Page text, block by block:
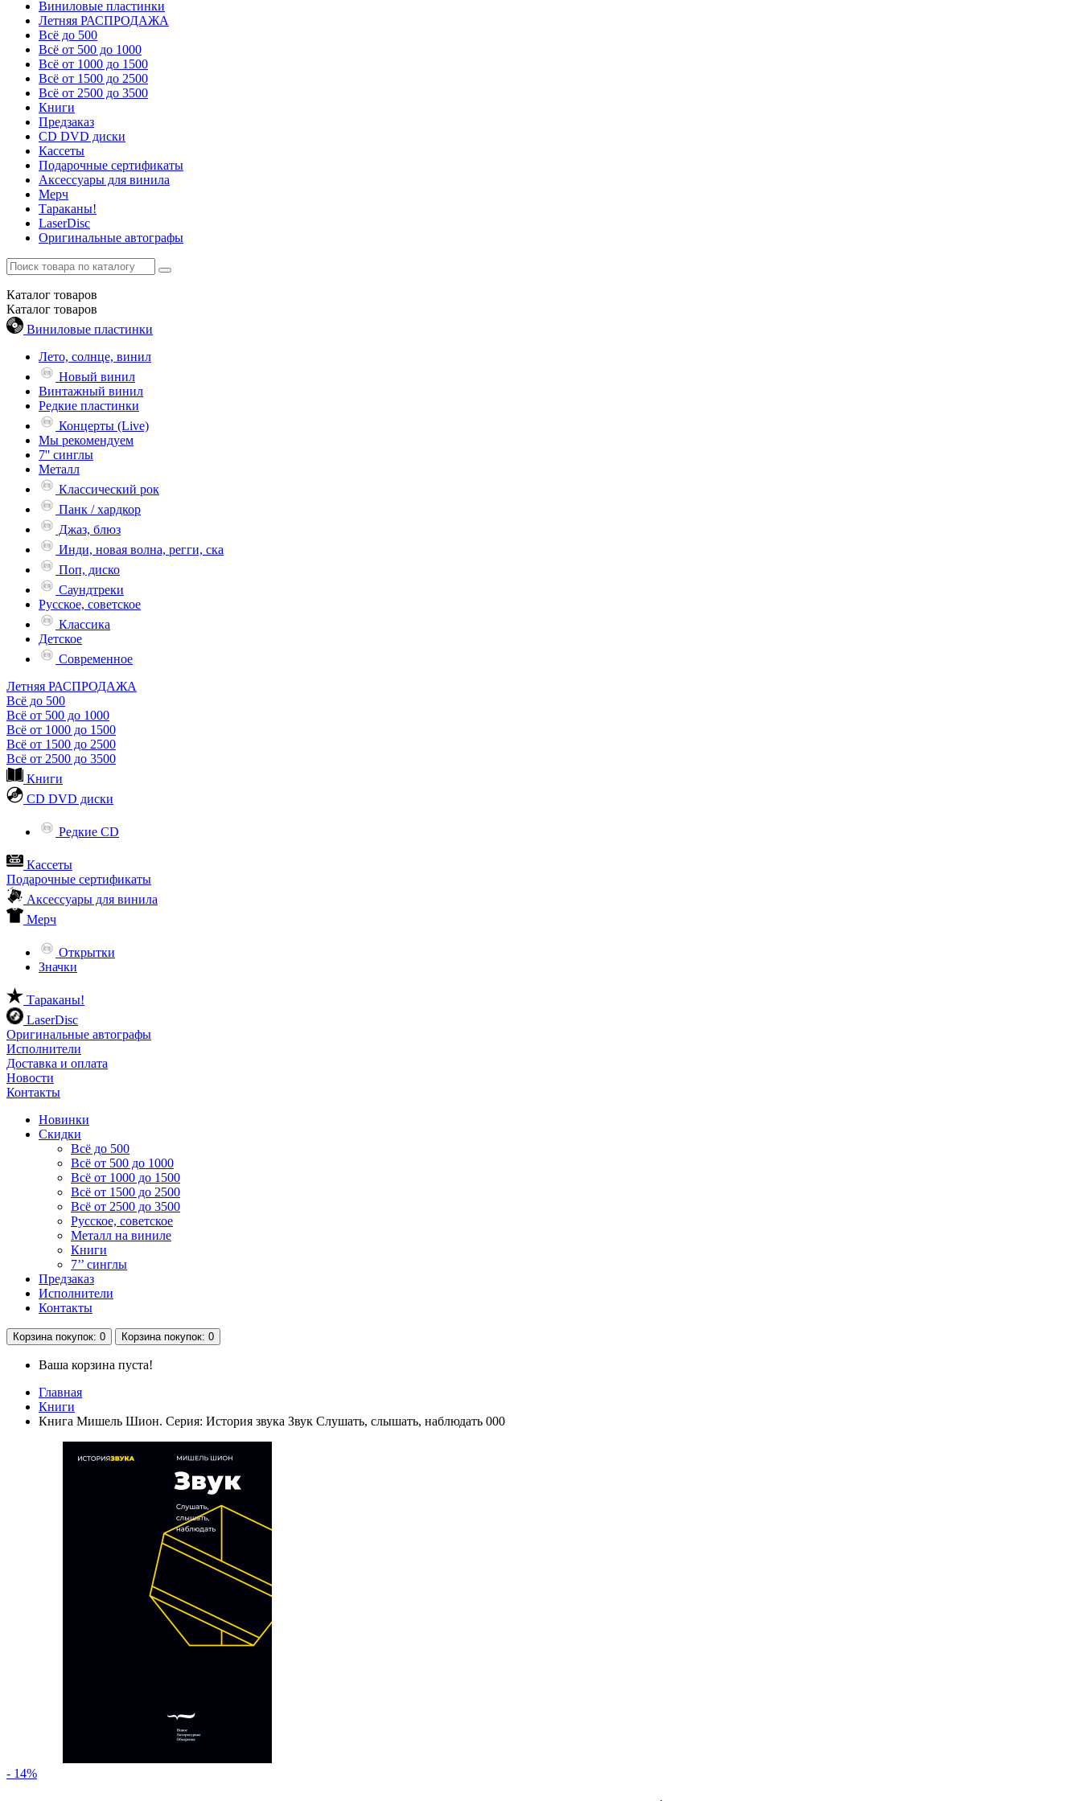
Виниловые пластинки
Летняя РАСПРОДАЖА
Всё до 500
Всё от 500 до 1000
Всё от 1000 до 1500
Всё от 1500 до 2500
Всё от 2500 до 3500
Книги
Предзаказ
CD DVD диски
Кассеты
Подарочные сертификаты
Аксессуары для винила
Мерч
Тараканы!
LaserDisc
Оригинальные автографы
Каталог товаров
Каталог товаров
Виниловые пластинки
Лето, солнце, винил
Новый винил
Винтажный винил
Редкие пластинки
Концерты (Live)
Мы рекомендуем
7'' синглы
Металл
Классический рок
Панк / хардкор
Джаз, блюз
Инди, новая волна, регги, ска
Поп, диско
Саундтреки
Русское, советское
Классика
Детское
Современное
Летняя РАСПРОДАЖА
Всё до 500
Всё от 500 до 1000
Всё от 1000 до 1500
Всё от 1500 до 2500
Всё от 2500 до 3500
Книги
CD DVD диски
Редкие CD
Кассеты
Подарочные сертификаты
Аксессуары для винила
Мерч
Открытки
Значки
Тараканы!
LaserDisc
Оригинальные автографы
Исполнители
Доставка и оплата
Новости
Контакты
Новинки
Скидки
Всё до 500
Всё от 500 до 1000
Всё от 1000 до 1500
Всё от 1500 до 2500
Всё от 2500 до 3500
Русское, советское
Металл на виниле
Книги
7’’ синглы
Предзаказ
Исполнители
Контакты
Корзина покупок: 0 Корзина покупок: 0
Ваша корзина пуста!
Главная
Книги
Книга Мишель Шион. Серия: История звука Звук Cлушать, слышать, наблюдать 000
- 14%